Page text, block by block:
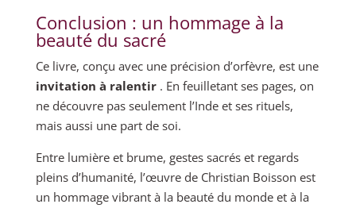
Conclusion : un hommage à la
beauté du sacré
Ce livre, conçu avec une précision d’orfèvre, est une
invitation à ralentir. En feuilletant ses pages, on
ne découvre pas seulement l’Inde et ses rituels,
mais aussi une part de soi.
Entre lumière et brume, gestes sacrés et regards
pleins d’humanité, l’œuvre de Christian Boisson est
un hommage vibrant à la beauté du monde et à la